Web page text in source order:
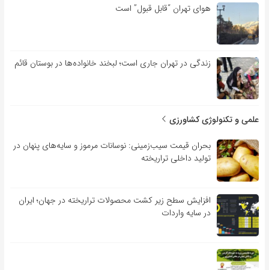
هوای تهران “قابل قبول” است
زندگی در تهران جاری است؛ لبخند خانواده‌ها در بوستان قائم
علمی و تکنولوژی کشاورزی
بحران قیمت سیب‌زمینی: نوسانات مرموز و سایه‌های پنهان در
تولید داخلی تراریخته
افزایش سطح زیر کشت محصولات تراریخته در جهان؛ ایران
در سایه واردات